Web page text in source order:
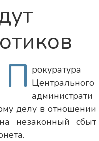
П рокуратура
Центрального
администрати
делу в отношении
незаконный сбыт